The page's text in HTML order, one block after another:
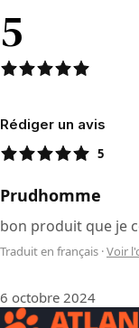
5
Rédiger un avis
5
Prudhomme
bon produit que je
Traduit en français ·Voir
6 octobre 2024